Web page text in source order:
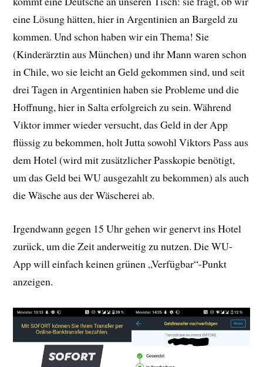
eine Lösung hätten, hier in Argentinien an Bargeld zu
kommen. Und schon haben wir ein Thema! Sie
(Kinderärztin aus München) und ihr Mann waren schon
in Chile, wo sie leicht an Geld gekommen sind, und seit
drei Tagen in Argentinien haben sie Probleme und die
Hoffnung, hier in Salta erfolgreich zu sein. Während
Viktor immer wieder versucht, das Geld in der App
flüssig zu bekommen, holt Jutta sowohl Viktors Pass aus
dem Hotel (wird mit zusätzlicher Passkopie benötigt,
um das Geld bei WU ausgezahlt zu bekommen) als auch
die Wäsche aus der Wäscherei ab.
Irgendwann gegen 15 Uhr gehen wir genervt ins Hotel
zurück, um die Zeit anderweitig zu nutzen. Die WU-
App will einfach keinen grünen „Verfügbar“-Punkt
anzeigen.